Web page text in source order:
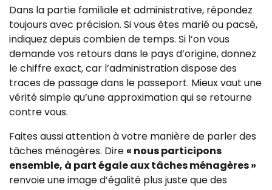
Dans la partie familiale et administrative, répondez
toujours avec précision. Si vous êtes marié ou pacsé,
indiquez depuis combien de temps. Si l’on vous
demande vos retours dans le pays d’origine, donnez
le chiffre exact, car l’administration dispose des
traces de passage dans le passeport. Mieux vaut une
vérité simple qu’une approximation qui se retourne
contre vous.
Faites aussi attention à votre manière de parler des
tâches ménagères. Dire « nous participons
ensemble, à part égale aux tâches ménagères »
renvoie une image d’égalité plus juste que des